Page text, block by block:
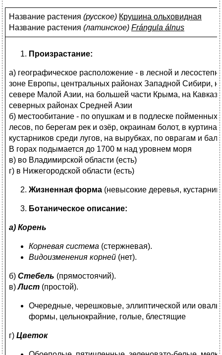
Название растения (русское) Крушина ольховидная
Название растения (латинское) Frángula álnus
Произрастание:
а) географическое расположение - в лесной и
зоне Европы, центральных районах Западной Сибири,
севере Малой Азии, на большей части Крыма, на
северных районах Средней Азии
б) местообитание - по опушкам и в подлеске пойменных
лесов, по берегам рек и озёр, окраинам болот, в куртинах
кустарников среди лугов, на вырубках, по оврагам и
В горах подымается до 1700 м над уровнем моря
в) во Владимирской области (есть)
г) в Нижегородской области (есть)
Жизненная форма (невысокие деревья,
Ботаническое описание:
а) Корень
Корневая система (стержневая).
Видоизменения корней (нет).
б) Стебель (прямостоячий).
в)Лист (простой).
Очередные, черешковые, эллиптической или
формы, цельнокрайние, голые, блестящие
г) Цветок